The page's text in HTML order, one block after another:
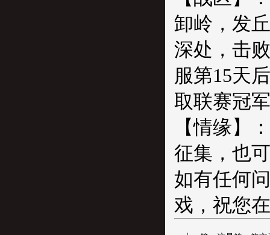
卸岭，发
深处，击
服第15天
取联赛冠
【情缘】
征集，也
如有任何
戏，祝您